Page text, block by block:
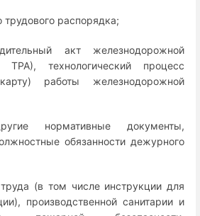
трудового распорядка;
акт железнодорожной
технологический процесс
работы железнодорожной
нормативные документы,
обязанности дежурного
(в том числе инструкции для
производственной санитарии и